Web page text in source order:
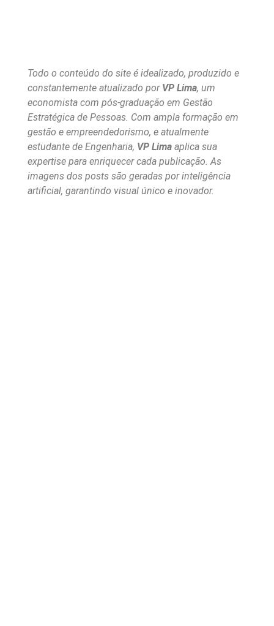
Todo o conteúdo do site é idealizado, produzido e
constantemente atualizado por VP Lima, um
economista com pós-graduação em Gestão
Estratégica de Pessoas. Com ampla formação em
gestão e empreendedorismo, e atualmente
estudante de Engenharia, VP Lima aplica sua
expertise para enriquecer cada publicação. As
imagens dos posts são geradas por inteligência
artificial, garantindo visual único e inovador.